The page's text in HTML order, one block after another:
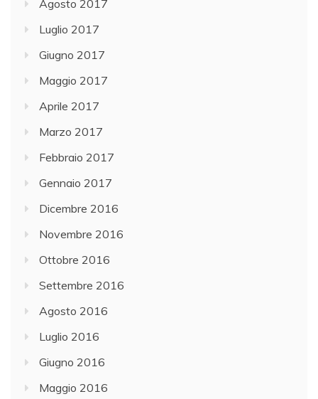
Agosto 2017
Luglio 2017
Giugno 2017
Maggio 2017
Aprile 2017
Marzo 2017
Febbraio 2017
Gennaio 2017
Dicembre 2016
Novembre 2016
Ottobre 2016
Settembre 2016
Agosto 2016
Luglio 2016
Giugno 2016
Maggio 2016